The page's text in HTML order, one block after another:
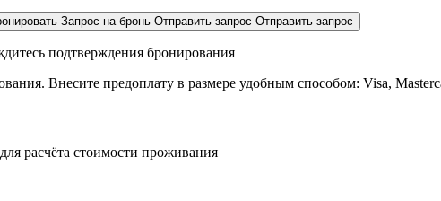
Запрос на бронь Отправить запрос Отправить запрос
подтверждения бронирования
Внесите предоплату в размере удобным способом: Visa,
расчёта стоимости проживания